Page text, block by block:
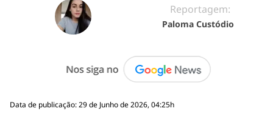
Reportagem:
Paloma Custódio
Data de publicação: 29 de Junho de 2026, 04:25h